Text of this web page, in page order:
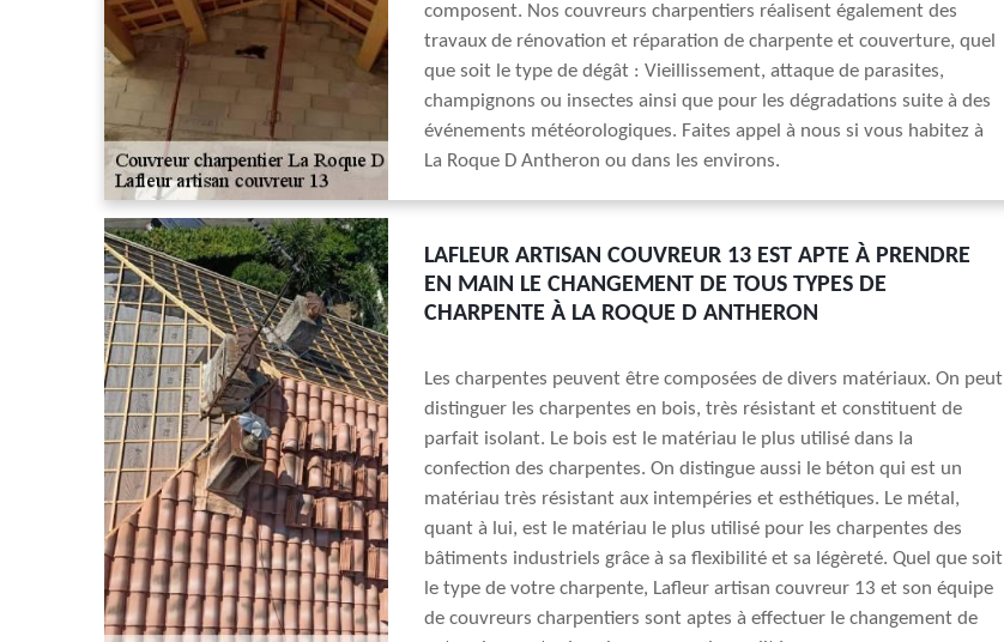
composent. Nos couvreurs charpentiers réalisent également des
travaux de rénovation et réparation de charpente et couverture, quel
que soit le type de dégât : Vieillissement, attaque de parasites,
champignons ou insectes ainsi que pour les dégradations suite à des
événements météorologiques. Faites appel à nous si vous habitez à
La Roque D Antheron ou dans les environs.
LAFLEUR ARTISAN COUVREUR 13 EST APTE À PRENDRE
EN MAIN LE CHANGEMENT DE TOUS TYPES DE
CHARPENTE À LA ROQUE D ANTHERON
Les charpentes peuvent être composées de divers matériaux. On peut
distinguer les charpentes en bois, très résistant et constituent de
parfait isolant. Le bois est le matériau le plus utilisé dans la
confection des charpentes. On distingue aussi le béton qui est un
matériau très résistant aux intempéries et esthétiques. Le métal,
quant à lui, est le matériau le plus utilisé pour les charpentes des
bâtiments industriels grâce à sa flexibilité et sa légèreté. Quel que soit
le type de votre charpente, Lafleur artisan couvreur 13 et son équipe
de couvreurs charpentiers sont aptes à effectuer le changement de